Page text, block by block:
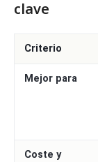
clave
Criterio
Mejor para
Coste y